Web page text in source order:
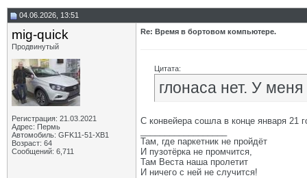
04.06.2026, 13:51
mig-quick
Продвинутый
Регистрация: 21.03.2021
Адрес: Пермь
Автомобиль: GFK11-51-ХВ1
Возраст: 64
Сообщений: 6,711
Re: Время в бортовом компьютере.
Цитата:
глонаса нет. У
С конвейера сошла в конце января
Там, где паркетник не пройдёт
И пузотёрка не промчится,
Там Веста наша пролетит
И ничего с ней не случится!